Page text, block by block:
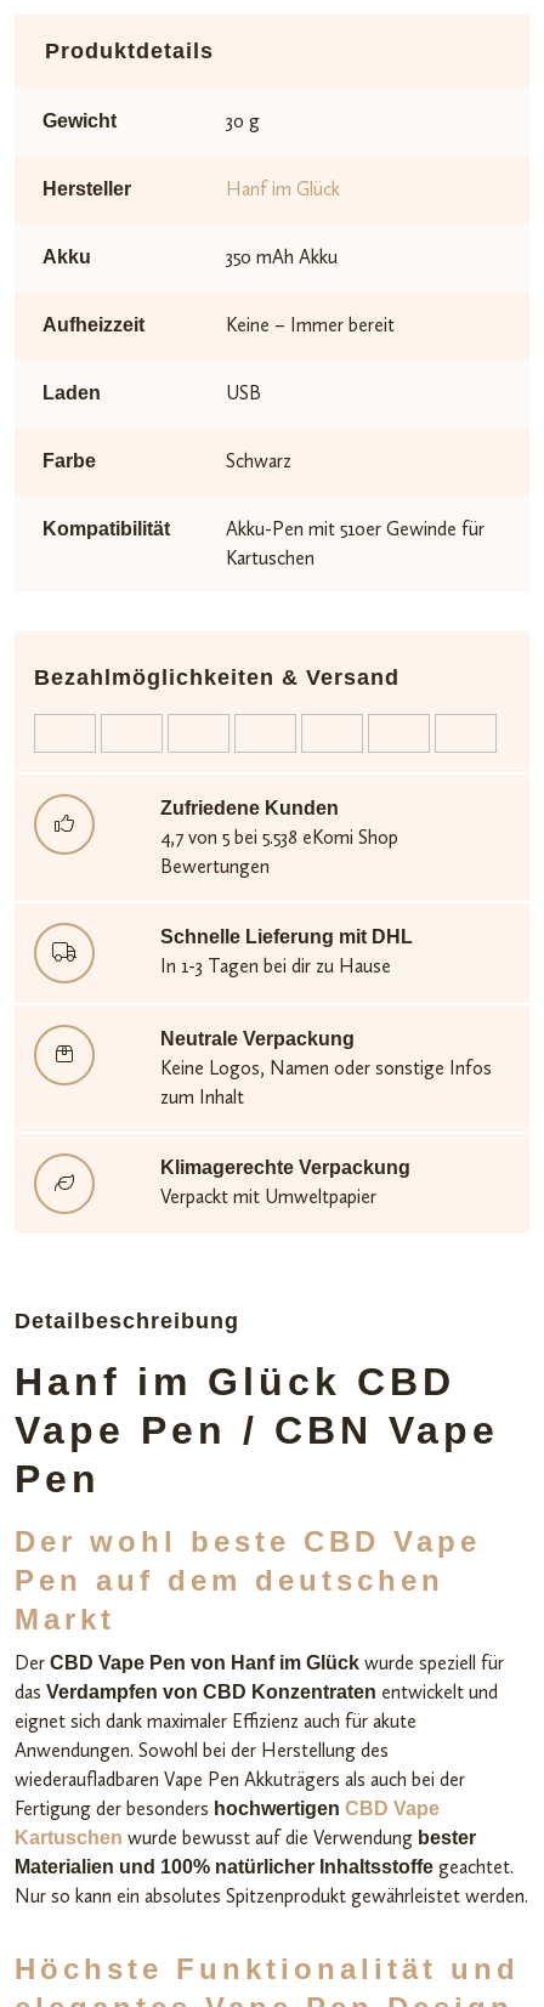
Detailbeschreibung
Hanf im Glück CBD
Vape Pen / CBN Vape
Pen
Der wohl beste CBD Vape
Pen auf dem deutschen
Markt
Der CBD Vape Pen von Hanf im Glück wurde speziell für
das Verdampfen von CBD Konzentraten entwickelt und
eignet sich dank maximaler Effizienz auch für akute
Anwendungen. Sowohl bei der Herstellung des
wiederaufladbaren Vape Pen Akkuträgers als auch bei der
Fertigung der besonders hochwertigen CBD Vape
Kartuschen wurde bewusst auf die Verwendung bester
Materialien und 100% natürlicher Inhaltsstoffe geachtet.
Nur so kann ein absolutes Spitzenprodukt gewährleistet werden.
Höchste Funktionalität und
Produktdetails
Gewicht 30 g
Hersteller Hanf im Glück
Akku 350 mAh Akku
Aufheizzeit Keine – Immer bereit
Laden USB
Farbe Schwarz
Kompatibilität
Akku-Pen mit 510er Gewinde für
Kartuschen
Bezahlmöglichkeiten & Versand
Zufriedene Kunden
4,7 von 5 bei 5.538 eKomi Shop
Bewertungen
Schnelle Lieferung mit DHL
In 1-3 Tagen bei dir zu Hause
Neutrale Verpackung
Keine Logos, Namen oder sonstige Infos
zum Inhalt
Klimagerechte Verpackung
Verpackt mit Umweltpapier